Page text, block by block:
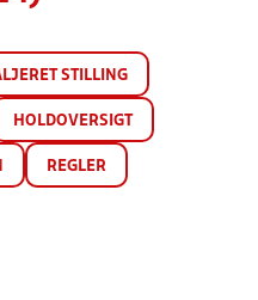
STILLING
HOLDOVERSIGT
REGLER